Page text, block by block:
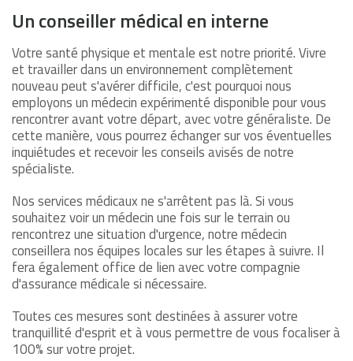
Un conseiller médical en interne
Votre santé physique et mentale est notre priorité. Vivre
et travailler dans un environnement complètement
nouveau peut s'avérer difficile, c'est pourquoi nous
employons un médecin expérimenté disponible pour vous
rencontrer avant votre départ, avec votre généraliste. De
cette manière, vous pourrez échanger sur vos éventuelles
inquiétudes et recevoir les conseils avisés de notre
spécialiste.
Nos services médicaux ne s'arrêtent pas là. Si vous
souhaitez voir un médecin une fois sur le terrain ou
rencontrez une situation d'urgence, notre médecin
conseillera nos équipes locales sur les étapes à suivre. Il
fera également office de lien avec votre compagnie
d'assurance médicale si nécessaire.
Toutes ces mesures sont destinées à assurer votre
tranquillité d'esprit et à vous permettre de vous focaliser à
100% sur votre projet.